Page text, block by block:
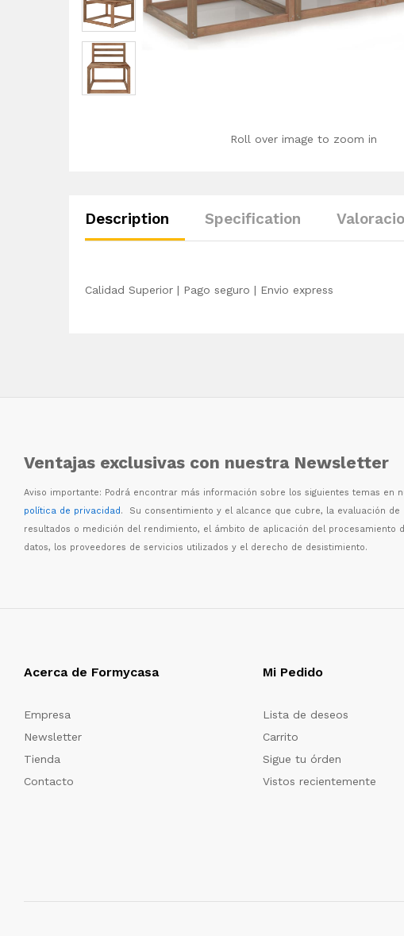
Roll over image to zoom in
Description Specification
Calidad Superior | Pago seguro | Envio express
Ventajas exclusivas con nuestra Newsletter
Aviso importante: Podrá encontrar más información sobre los siguientes temas en
política de privacidad. Su consentimiento y el alcance que cubre, la evaluación de
resultados o medición del rendimiento, el ámbito de aplicación del procesamiento
datos, los proveedores de servicios utilizados y el derecho de desistimiento.
Acerca de Formycasa
Empresa
Newsletter
Tienda
Contacto
Mi Pedido
Lista de deseos
Carrito
Sigue tu órden
Vistos recientemente